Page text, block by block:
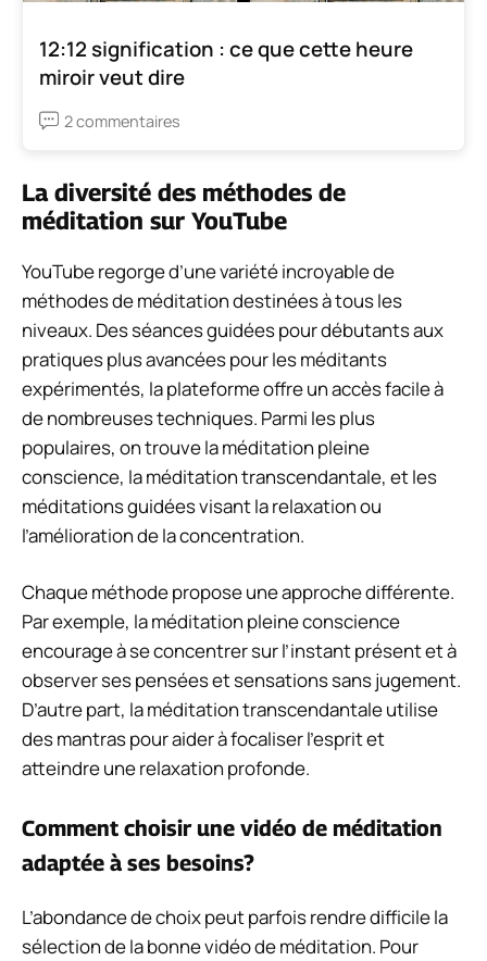
12:12 signification : ce que cette heure
miroir veut dire
2 commentaires
La diversité des méthodes de
méditation sur YouTube
YouTube regorge d’une variété incroyable de
méthodes de méditation destinées à tous les
niveaux. Des séances guidées pour débutants aux
pratiques plus avancées pour les méditants
expérimentés, la plateforme offre un accès facile à
de nombreuses techniques. Parmi les plus
populaires, on trouve la méditation pleine
conscience, la méditation transcendantale, et les
méditations guidées visant la relaxation ou
l’amélioration de la concentration.
Chaque méthode propose une approche différente.
Par exemple, la méditation pleine conscience
encourage à se concentrer sur l’instant présent et à
observer ses pensées et sensations sans jugement.
D’autre part, la méditation transcendantale utilise
des mantras pour aider à focaliser l’esprit et
atteindre une relaxation profonde.
Comment choisir une vidéo de méditation
adaptée à ses besoins?
L’abondance de choix peut parfois rendre difficile la
sélection de la bonne vidéo de méditation. Pour